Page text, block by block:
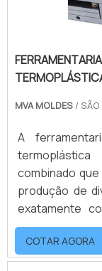
MVA MOLDES / SÃO
A
combinado
produção de
exatamente
requisitou.
necessário
molde de
COTAR AGORA